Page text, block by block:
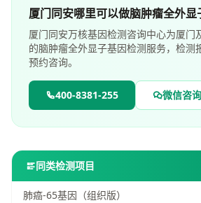
厦门同安哪里可以做脑肿瘤全外显
厦门同安万核基因检测咨询中心为厦门
的脑肿瘤全外显子基因检测服务，检测
预约咨询。
400-8381-255 微信咨询
同类检测项目
肺癌-65基因（组织版）